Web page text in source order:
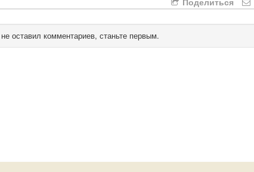
оставил комментариев, станьте первым.